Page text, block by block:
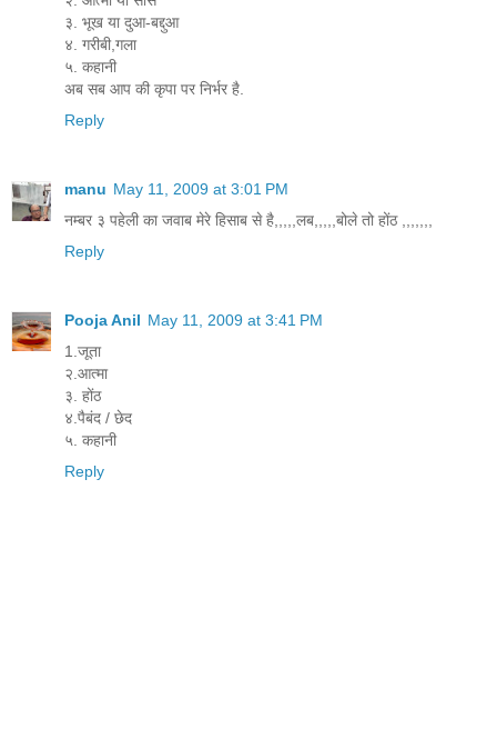
३. भूख या दुआ-बद्दुआ
४. गरीबी,गला
५. कहानी
अब सब आप की कृपा पर निर्भर है.
Reply
manu May 11, 2009 at 3:01 PM
नम्बर ३ पहेली का जवाब मेरे हिसाब से है,,,,,लब,,,,,बोले तो होंठ ,,,,,,,
Reply
Pooja Anil May 11, 2009 at 3:41 PM
1.जूता
२.आत्मा
३. होंठ
४.पैबंद / छेद
५. कहानी
Reply